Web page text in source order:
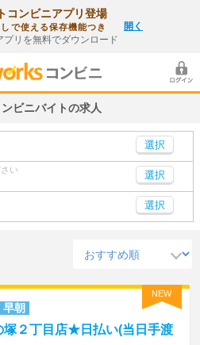
コンビニアプリ登場
で使える保存機能つき
プリを無料でダウンロード
開く
ビニバイトの求人
い 選択
選択
NEW
早朝
塚２丁目店★日払い(当日手渡